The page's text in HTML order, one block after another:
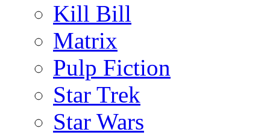
Kill Bill
Matrix
Pulp Fiction
Star Trek
Star Wars